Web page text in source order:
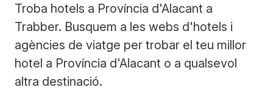
Troba hotels a Província d'Alacant a
Trabber. Busquem a les webs d'hotels i
agències de viatge per trobar el teu millor
hotel a Província d'Alacant o a qualsevol
altra destinació.